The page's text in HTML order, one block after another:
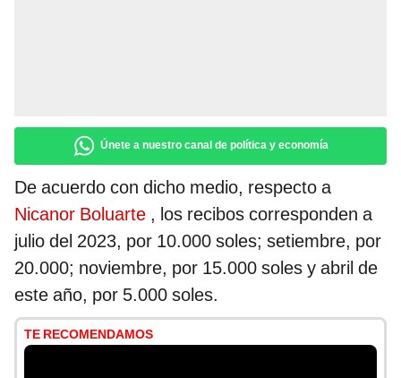
Únete a nuestro canal de política y economía
De acuerdo con dicho medio, respecto a
Nicanor Boluarte , los recibos corresponden a
julio del 2023, por 10.000 soles; setiembre, por
20.000; noviembre, por 15.000 soles y abril de
este año, por 5.000 soles.
TE RECOMENDAMOS